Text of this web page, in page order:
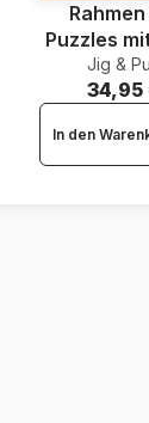
Puzzles
Jig &
34,95
In den